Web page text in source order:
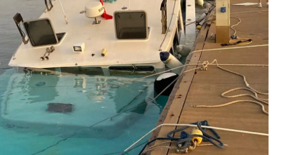
Erzurum
Eskişehir
Gaziantep
Giresun
Gümüşhane
Hakkari